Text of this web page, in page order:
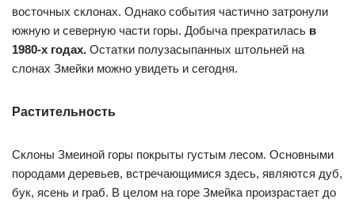
восточных склонах. Однако события частично затронули
южную и северную части горы. Добыча прекратилась в
1980-х годах. Остатки полузасыпанных штольней на
слонах Змейки можно увидеть и сегодня.
Растительность
Склоны Змеиной горы покрыты густым лесом. Основными
породами деревьев, встречающимися здесь, являются дуб,
бук, ясень и граб. В целом на горе Змейка произрастает до